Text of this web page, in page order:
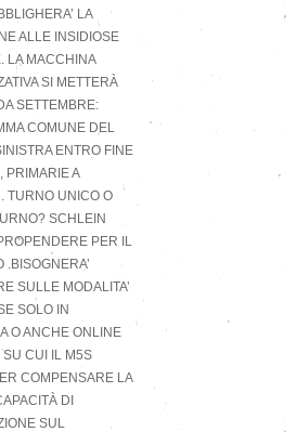
LA
ALLE INSIDIOSE
LA MACCHINA
SI METTERÀ
SETTEMBRE:
COMUNE DEL
ENTRO FINE
PRIMARIE A
TURNO UNICO O
SCHLEIN
PER IL
.BISOGNERA’
SULLE MODALITA’
SOLO IN
O ANCHE ONLINE
SU CUI IL M5S
COMPENSARE LA
DI
SUL